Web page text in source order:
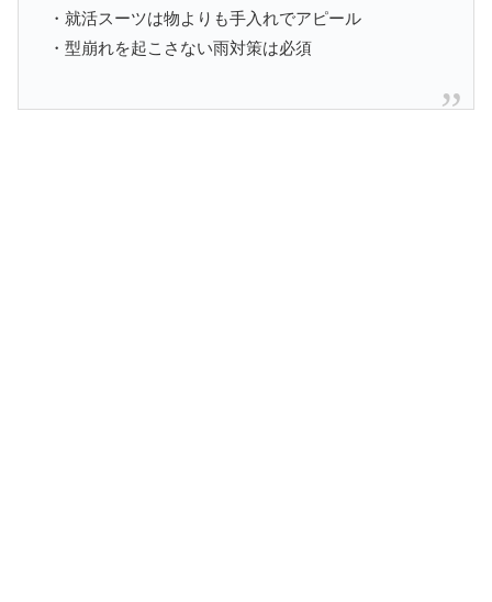
・就活スーツは物よりも手入れでアピール
・型崩れを起こさない雨対策は必須